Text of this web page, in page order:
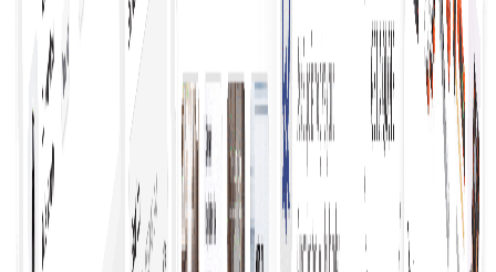
Angebote mühelos einholen
Holen Sie mühelos Angebote ein, indem Sie
optimierte Prozesse nutzen, die Einkäufer mit
mehreren Anbietern verbinden und so schnelle
Vergleiche und fundierte Entscheidungen ohne
mühsame manuelle Nachforschungen ermöglichen.